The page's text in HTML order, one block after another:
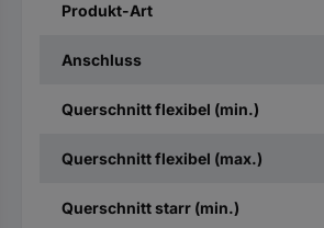
Produkt-Art
Anschluss
Querschnitt flexibel (min.)
Querschnitt flexibel (max.)
Querschnitt starr (min.)